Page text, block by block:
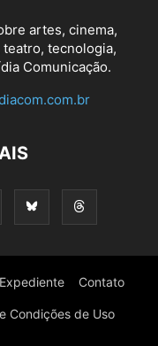
artes, cinema,
tecnologia,
Comunicação.
Expediente Contato
Condições de Uso